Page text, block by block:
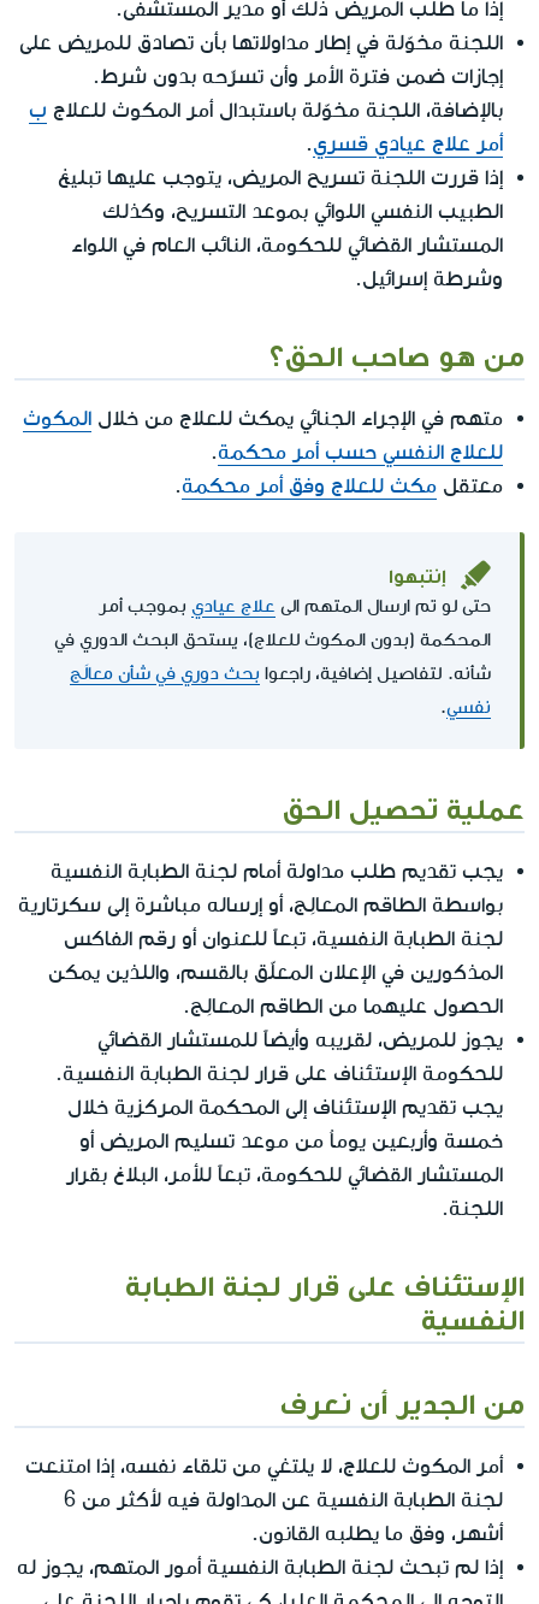
إذا ما طلب المريض ذلك أو مدير المستشفى.
اللجنة مخوّلة في إطار مداولاتها بأن تصادق للمريض على
إجازات ضمن فترة الأمر وأن تسرّحه بدون شرط.
بالإضافة، اللجنة مخوّلة باستبدال أمر المكوث للعلاج ب
أمر علاج عيادي قسري.
إذا قررت اللجنة تسريح المريض، يتوجب عليها تبليغ
الطبيب النفسي اللوائي بموعد التسريح، وكذلك
المستشار القضائي للحكومة، النائب العام في اللواء
وشرطة إسرائيل.
من هو صاحب الحق؟
متهم في الإجراء الجنائي يمكث للعلاج من خلال المكوث
للعلاج النفسي حسب أمر محكمة.
معتقل مكث للعلاج وفق أمر محكمة.
إنتبهوا
حتى لو تم ارسال المتهم الى علاج عيادي بموجب أمر
المحكمة (بدون المكوث للعلاج)، يستحق البحث الدوري في
شأنه. لتفاصيل إضافية، راجعوا بحث دوري في شأن معالَج
نفسي.
عملية تحصيل الحق
يجب تقديم طلب مداولة أمام لجنة الطبابة النفسية
بواسطة الطاقم المعالِج، أو إرساله مباشرة إلى سكرتارية
لجنة الطبابة النفسية، تبعاً للعنوان أو رقم الفاكس
المذكورين في الإعلان المعلّق بالقسم، واللذين يمكن
الحصول عليهما من الطاقم المعالِج.
يجوز للمريض، لقريبه وأيضاً للمستشار القضائي
للحكومة الإستئناف على قرار لجنة الطبابة النفسية.
يجب تقديم الإستئناف إلى المحكمة المركزية خلال
خمسة وأربعين يوماُ من موعد تسليم المريض أو
المستشار القضائي للحكومة، تبعاً للأمر، البلاغ بقرار
اللجنة.
الإستئناف على قرار لجنة الطبابة
النفسية
من الجدير أن نعرف
أمر المكوث للعلاج، لا يلتغي من تلقاء نفسه، إذا امتنعت
لجنة الطبابة النفسية عن المداولة فيه لأكثر من 6
أشهر، وفق ما يطلبه القانون.
إذا لم تبحث لجنة الطبابة النفسية أمور المتهم، يجوز له